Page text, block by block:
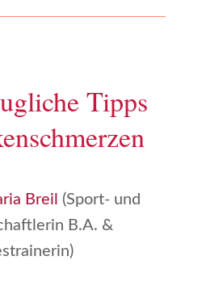
Tipps
Breil (Sport- und
B.A. &